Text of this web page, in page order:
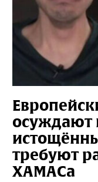
осуждают
требуют
ХАМАСа